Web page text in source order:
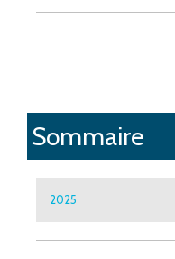
Sommaire
2025